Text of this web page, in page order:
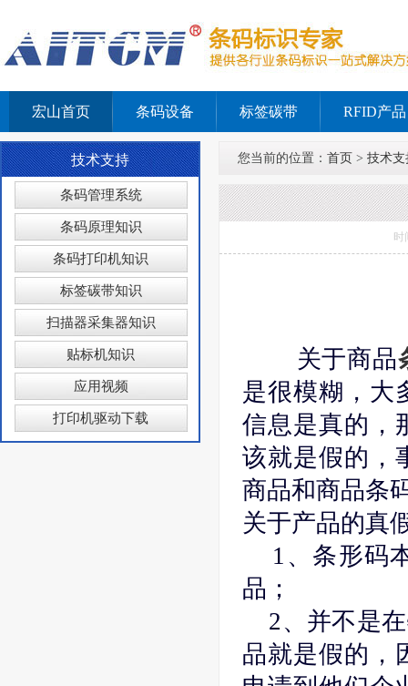
宏山首页 条码设备 标签碳带 RFID产品
技术支持
条码管理系统
条码原理知识
条码打印机知识
标签碳带知识
扫描器采集器知识
贴标机知识
应用视频
打印机驱动下载
您当前的位置： 首页 > 技术支
关于商品
是很模糊，大
信息是真的，
该就是假的，
商品和商品条
关于产品的真
1、条形码
品；
2、并不是在
品就是假的，